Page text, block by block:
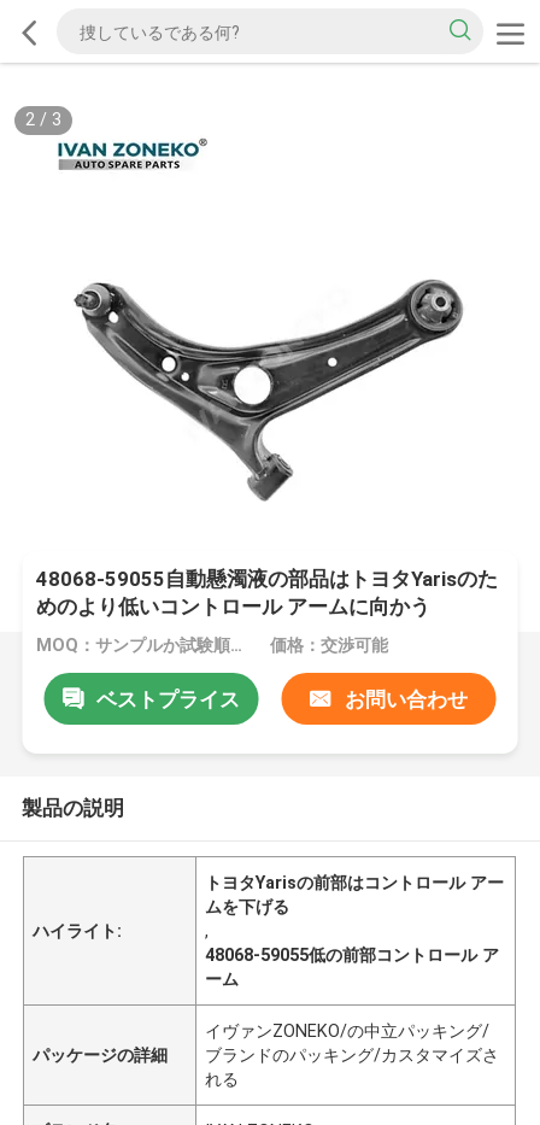
2/ 3
48068-59055自動懸濁液の部品はトヨタYarisのた
めのより低いコントロール アームに向かう
MOQ：サンプルか試験順序は受け入れられる 価格：交渉可能
ベストプライス お問い合わせ
製品の説明
ハイライト:
トヨタYarisの前部はコントロール アー
ムを下げる
,
48068-59055低の前部コントロール ア
ーム
パッケージの詳細
イヴァンZONEKO/の中立パッキング/
ブランドのパッキング/カスタマイズさ
れる